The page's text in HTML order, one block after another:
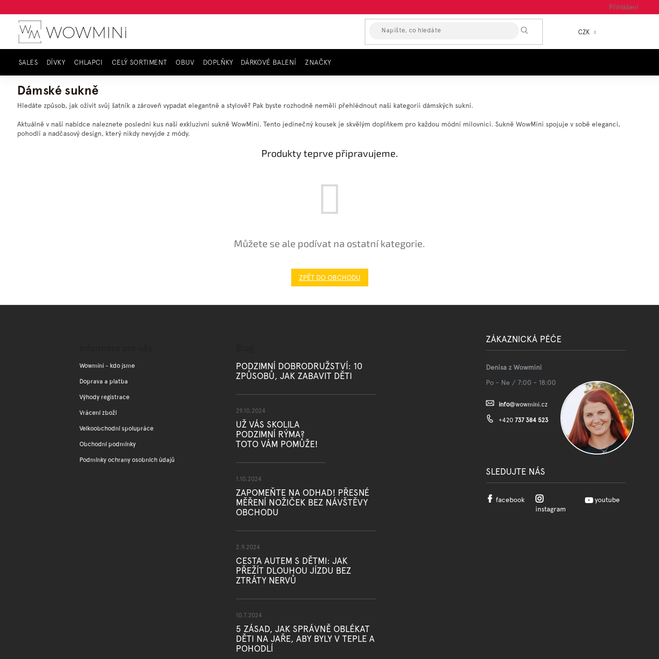
na
CZK
Přihlášení
SALES DÍVKY CHLAPCI CELÝ SORTIMENT OBUV DOPLŇKY DÁRKOVÉ BALENÍ ZNAČKY
Dámské sukně
Hledáte způsob, jak oživit svůj šatník a zároveň vypadat elegantně a stylově? Pak byste rozhodně neměli přehlédnout naši kategorii dámských sukní.
Aktuálně v naší nabídce naleznete poslední kus naší exkluzivní sukně WowMini. Tento jedinečný kousek je skvělým doplňkem pro každou módní milovnici. Sukně WowMini spojuje v sobě eleganci,
pohodlí a nadčasový design, který nikdy nevyjde z módy.
Produkty teprve připravujeme.
Můžete se ale podívat na ostatní kategorie.
ZPĚT DO OBCHODU
Wowmini - kdo jsme
Doprava a platba
Výhody registrace
Vrácení zboží
Velkoobchodní spolupráce
Obchodní podmínky
Podmínky ochrany osobních údajů
PODZIMNÍ DOBRODRUŽSTVÍ: 10
ZPŮSOBŮ, JAK ZABAVIT DĚTI
29.10.2024
UŽ VÁS SKOLILA
PODZIMNÍ RÝMA?
TOTO VÁM POMŮŽE!
1.10.2024
ZAPOMEŇTE NA ODHAD! PŘESNÉ
MĚŘENÍ NOŽIČEK BEZ NÁVŠTĚVY
OBCHODU
2.9.2024
CESTA AUTEM S DĚTMI: JAK
PŘEŽÍT DLOUHOU JÍZDU BEZ
ZTRÁTY NERVŮ
10.7.2024
5 ZÁSAD, JAK SPRÁVNĚ OBLÉKAT
DĚTI NA JAŘE, ABY BYLY V TEPLE A
POHODLÍ
ZÁKAZNICKÁ PÉČE
Denisa z Wowmini
Po - Ne / 7:00 - 18:00
info@wowmini.cz
+420 737 384 523
SLEDUJTE NÁS
facebook
instagram
youtube